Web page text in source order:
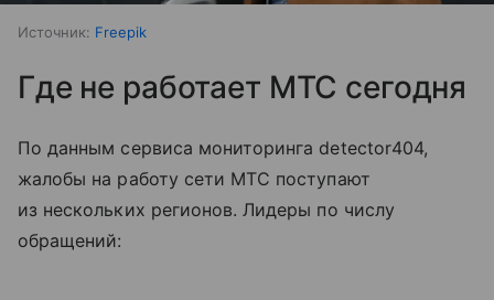
Источник: Freepik
Где не работает МТС сегодня
По данным сервиса мониторинга detector404,
жалобы на работу сети МТС поступают
из нескольких регионов. Лидеры по числу
обращений: